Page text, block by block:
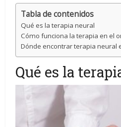
Tabla de contenidos
Qué es la terapia neural
Cómo funciona la terapia en el
Dónde encontrar terapia neural
Qué es la